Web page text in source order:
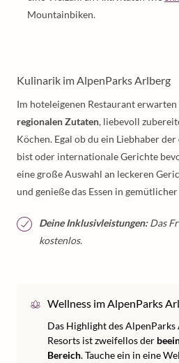
Mountainbiken.
Kulinarik im AlpenParks Arlberg
Im hoteleigenen Restaurant
regionalen Zutaten, liebevoll
Köchen. Egal ob du ein Liebhaber der
bist oder internationale Gerichte
eine große Auswahl an leckeren
und genieße das Essen in
Deine Inklusivleistungen:Das
kostenlos.
Wellness im AlpenParks
Das Highlight des
Resorts ist zweifellos der
Bereich. Tauche ein in eine